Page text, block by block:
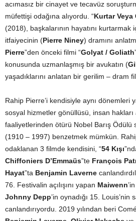
acımasız bir cinayet ve tecavüz
müfettişi odağına alıyordu. “Kurtar Veya
(2018), başkalarının hayatını
itfaiyecinin (Pierre Niney) dramını
Pierre”den önceki filmi “Golyat / Goliath
konusunda uzmanlaşmış bir avukatın (
yaşadıklarını anlatan bir gerilim – dram
Rahip Pierre’i kendisiyle aynı dönemleri
sosyal hizmetler gönüllüsü, insan hakları
faaliyetlerinden ötürü Nobel Barış Ödülü
(1910 – 1997) benzetmek mümkün.
odaklanan 3 filmde kendisini, “54 Kışı
Chiffoniers D’Emmaüs”te François
Hayat”ta Benjamin Laverne
76. Festivalin açılışını yapan Maiwenn
Johnny Depp’in oynadığı 15. Louis’nin
canlandırıyordu. 2019 yılından beri